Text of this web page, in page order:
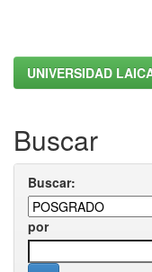
UNIVERSIDAD
Buscar
Buscar:
por